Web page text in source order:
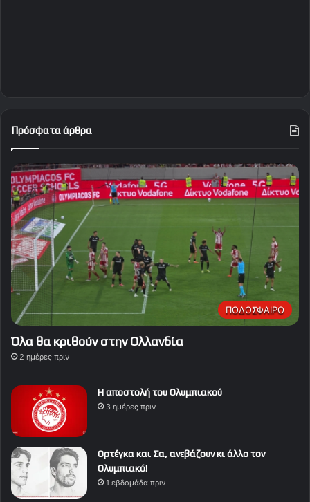
Πρόσφατα άρθρα
ΠΟΔΟΣΦΑΙΡΟ
Όλα θα κριθούν στην Ολλανδία
2 ημέρες πριν
Η αποστολή του Ολυμπιακού
3 ημέρες πριν
Ορτέγκα και Σα, ανεβάζουν κι άλλο τον
Ολυμπιακό!
1 εβδομάδα πριν